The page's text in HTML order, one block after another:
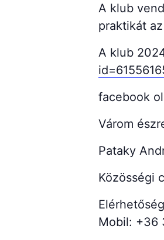
A klub
praktikát
A klub
facebook
Várom
Pataky
Közösségi
Mobil: +36